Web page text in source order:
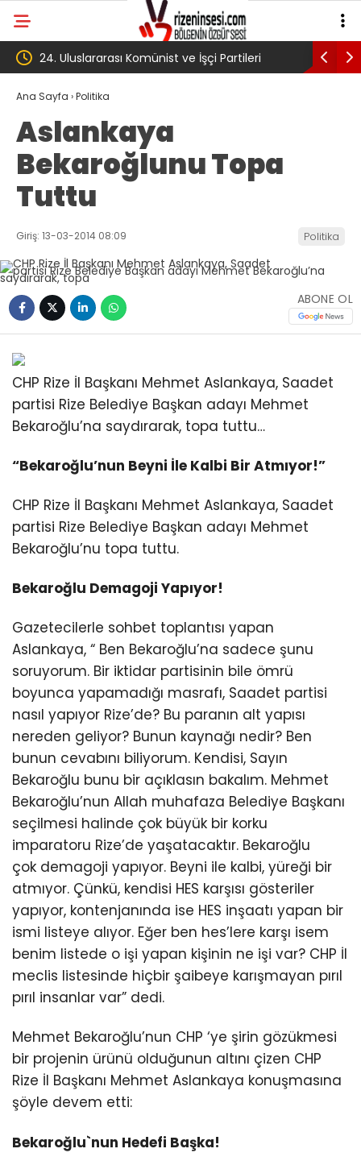
‘Çerçeve yasa’ kanun teklifi Adalet
Komisyonu’ndan geçti
Ana Sayfa ›Politika
Aslankaya
Bekaroğlunu Topa
Tuttu
Giriş: 13-03-2014 08:09 Politika
ABONE OL
CHP Rize İl Başkanı Mehmet Aslankaya, Saadet
partisi Rize Belediye Başkan adayı Mehmet
Bekaroğlu’na saydırarak, topa tuttu…
“Bekaroğlu’nun Beyni İle Kalbi Bir Atmıyor!”
CHP Rize İl Başkanı Mehmet Aslankaya, Saadet
partisi Rize Belediye Başkan adayı Mehmet
Bekaroğlu’nu topa tuttu.
Bekaroğlu Demagoji Yapıyor!
Gazetecilerle sohbet toplantısı yapan
Aslankaya, “ Ben Bekaroğlu’na sadece şunu
soruyorum. Bir iktidar partisinin bile ömrü
boyunca yapamadığı masrafı, Saadet partisi
nasıl yapıyor Rize’de? Bu paranın alt yapısı
nereden geliyor? Bunun kaynağı nedir? Ben
bunun cevabını biliyorum. Kendisi, Sayın
Bekaroğlu bunu bir açıklasın bakalım. Mehmet
Bekaroğlu’nun Allah muhafaza Belediye Başkanı
seçilmesi halinde çok büyük bir korku
imparatoru Rize’de yaşatacaktır. Bekaroğlu
çok demagoji yapıyor. Beyni ile kalbi, yüreği bir
atmıyor. Çünkü, kendisi HES karşısı gösteriler
yapıyor, kontenjanında ise HES inşaatı yapan bir
ismi listeye alıyor. Eğer ben hes’lere karşı isem
benim listede o işi yapan kişinin ne işi var? CHP İl
meclis listesinde hiçbir şaibeye karışmayan pırıl
pırıl insanlar var” dedi.
Mehmet Bekaroğlu’nun CHP ‘ye şirin gözükmesi
bir projenin ürünü olduğunun altını çizen CHP
Rize İl Başkanı Mehmet Aslankaya konuşmasına
şöyle devem etti:
Bekaroğlu`nun Hedefi Başka!